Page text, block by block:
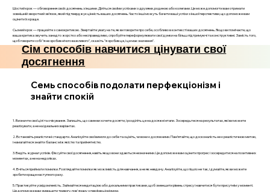
Шостий крок — обговорення своїх досягнень з іншими. Діліться своїми успіхами з друзями, родиною або колегами. Це може допомогти вам отримати
зовнішній зворотний зв’язок, який підтверджує цінність ваших досягнень. Часто інші можуть бачити ваші успіхи з іншої перспективи, що допоможе вам
оцінити їх краще.
Сьомий крок — працюйте з самокритикою. Звертайте увагу на те, як ви говорите про себе, особливо в контексті ваших досягнень. Якщо ви помічаєте, що
ваша критика звучить занадто жорстко або несправедливо, спробуйте переформулювати свої думки на більш підтримуючі та конструктивні. Замість того,
щоб говорити собі "я не зробив нічого важливого", скажіть "я зробив це, і це має значення".
Сім способів навчитися цінувати свої
досягнення
Семь способів подолати перфекціонізм і
знайти спокій
1. Визначте свої цілі та очікування. Запишіть, що саме ви хочете досягти, і розділіть це на досяжні етапи. Зосередьтеся на результатах, які ви можете
реалізувати, а не на ідеальних варіантах.
2. Встановіть реалістичні стандарти. Аналізуйте свої вимоги до себе та оцініть, чи вони є досяжними. Пам’ятайте, що досконалість не є реалістичною метою,
і намагайтеся знайти баланс між якістю та прийнятністю.
3. Ведіть журнал успіхів. Фіксуйте свої досягнення, навіть якщо вони здаються незначними. Це допоможе вам оцінити прогрес і зосередитися на позитивних
моментах, а не на недоліках.
4. Вчіться приймати помилки. Розглядайте помилки як можливість для навчання, а не як невдачу. Аналізуйте, що пішло не так, і думайте, як ви можете
зробити краще наступного разу.
5. Практикуйте усвідомленість. Займайтеся медитацією або дихальними практиками, щоб зменшити рівень стресу і навчитися бути присутнім у моменті.
Це допоможе вам зменшити тривогу, пов'язану з перфекціонізмом.